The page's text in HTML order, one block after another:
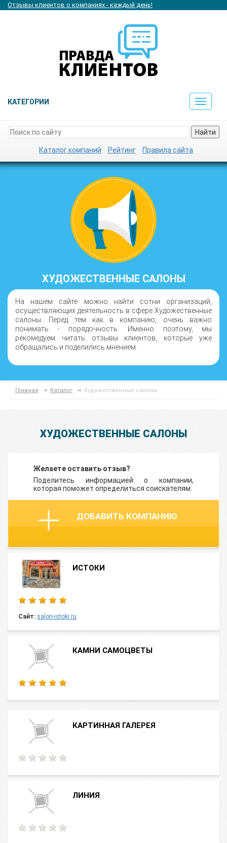
Отзывы клиентов о компаниях - каждый день!
КАТЕГОРИИ
Toggle
Найти
Каталог компаний Рейтинг Правила сайта
ХУДОЖЕСТВЕННЫЕ САЛОНЫ
На нашем сайте можно найти сотни организаций,
осуществляющих деятельность в сфере Художественные
салоны. Перед тем как в компанию, очень важно
понимать - порядочность. Именно поэтому, мы
рекомедуем читать отзывы клиентов, которые уже
обращались и поделились мнением.
Главная Каталог Художественные салоны
ХУДОЖЕСТВЕННЫЕ САЛОНЫ
Желаете оставить отзыв?
Поделитесь информацией о компании,
которая поможет определиться соискателям.
ДОБАВИТЬ КОМПАНИЮ
ИСТОКИ
Сайт: salon-istoki.ru
КАМНИ САМОЦВЕТЫ
КАРТИННАЯ ГАЛЕРЕЯ
ЛИНИЯ